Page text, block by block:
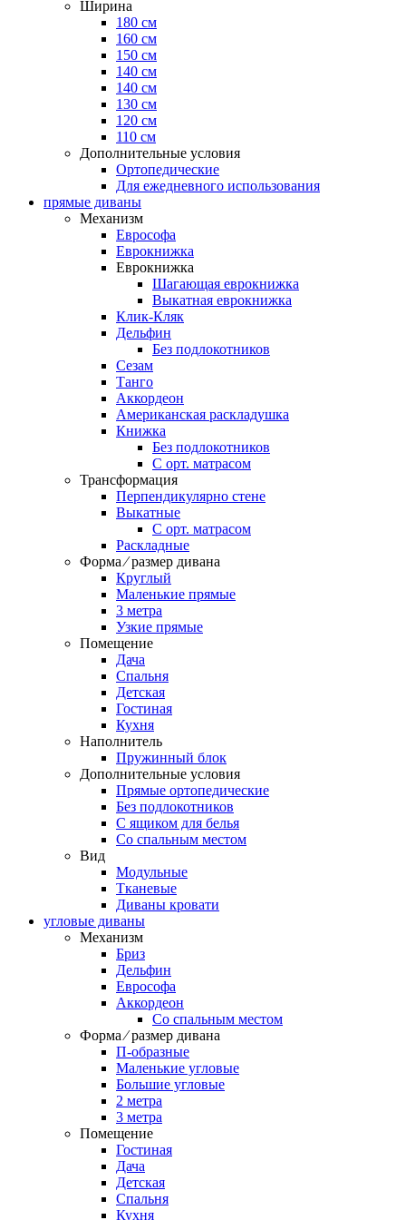
Ширина
180 см
160 см
150 см
140 см
140 см
130 см
120 см
110 см
Дополнительные условия
Ортопедические
Для ежедневного использования
прямые диваны
Механизм
Еврософа
Еврокнижка
Еврокнижка
Шагающая еврокнижка
Выкатная еврокнижка
Клик-Кляк
Дельфин
Без подлокотников
Сезам
Танго
Аккордеон
Американская раскладушка
Книжка
Без подлокотников
С орт. матрасом
Трансформация
Перпендикулярно стене
Выкатные
С орт. матрасом
Раскладные
Форма ⁄ размер дивана
Круглый
Маленькие прямые
3 метра
Узкие прямые
Помещение
Дача
Спальня
Детская
Гостиная
Кухня
Наполнитель
Пружинный блок
Дополнительные условия
Прямые ортопедические
Без подлокотников
С ящиком для белья
Со спальным местом
Вид
Модульные
Тканевые
Диваны кровати
угловые диваны
Механизм
Бриз
Дельфин
Еврософа
Аккордеон
Со спальным местом
Форма ⁄ размер дивана
П-образные
Маленькие угловые
Большие угловые
2 метра
3 метра
Помещение
Гостиная
Дача
Детская
Спальня
Кухня